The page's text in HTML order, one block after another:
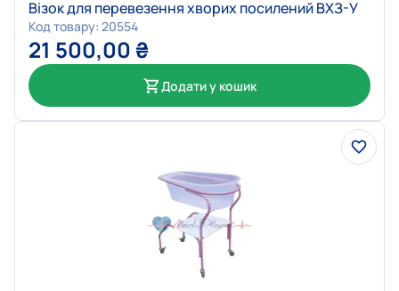
Візок для перевезення хворих посилений ВХЗ-У
Код товару: 20554
21 500,00 ₴
Додати у кошик